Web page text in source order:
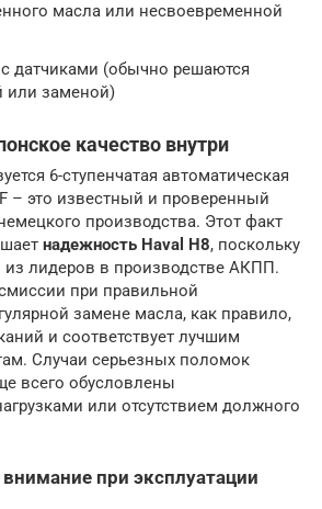
масла или несвоевременной
датчиками (обычно решаются
или заменой)
качество внутри
6-ступенчатая автоматическая
– это известный и проверенный
производства. Этот факт
надежность Haval H8, поскольку
из лидеров в производстве АКПП.
при правильной
замене масла, как правило,
и соответствует лучшим
Случаи серьезных поломок
всего обусловлены
или отсутствием должного
при эксплуатации